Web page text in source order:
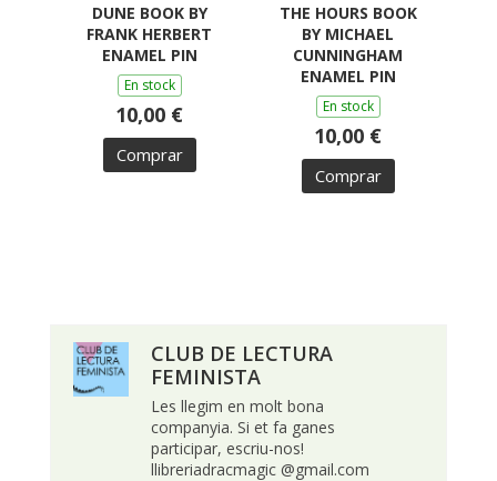
DUNE BOOK BY
FRANK HERBERT
ENAMEL PIN
En stock
10,00 €
Comprar
THE HOURS BOOK
BY MICHAEL
CUNNINGHAM
ENAMEL PIN
En stock
10,00 €
Comprar
CLUB DE LECTURA
FEMINISTA
Les llegim en molt bona
companyia. Si et fa ganes
participar, escriu-nos!
llibreriadracmagic @gmail.com